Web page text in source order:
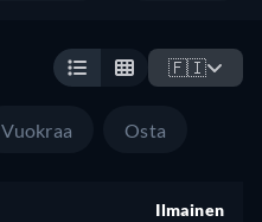
🇫🇮
Vuokraa Osta
Ilmainen